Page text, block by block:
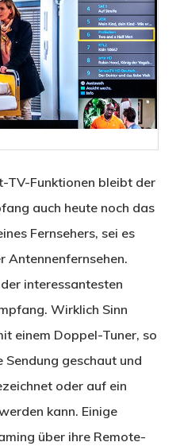
­TV-­Funk­tionen bleibt der
auch heute noch das
Fernsehers, sei es
Antennenfernsehen.
interessantesten
Wirklich Sinn
einem Doppel-Tuner, so
geschaut und
oder auf ein
kann. Einige
über ihre Remote-